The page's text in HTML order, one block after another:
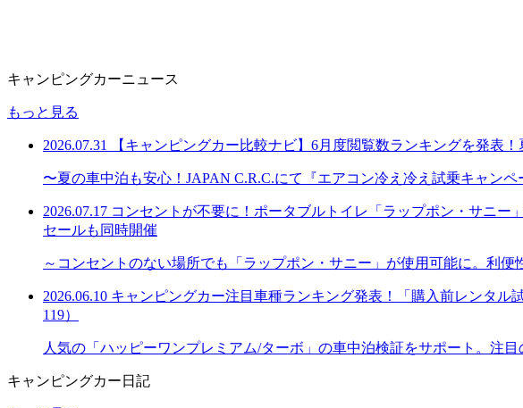
キャンピングカーニュース
もっと見る
2026.07.31 【キャンピングカー比較ナビ】6月度閲覧数ランキングを発表
〜夏の車中泊も安心！JAPAN C.R.C.にて『エアコン冷え冷え試乗キャン
2026.07.17 コンセントが不要に！ポータブルトイレ「ラップポン・サニー
セールも同時開催
～コンセントのない場所でも「ラップポン・サニー」が使用可能に。利
2026.06.10 キャンピングカー注目車種ランキング発表！「購入前レンタル
119）
人気の「ハッピーワンプレミアム/ターボ」の車中泊検証をサポート。注
キャンピングカー日記